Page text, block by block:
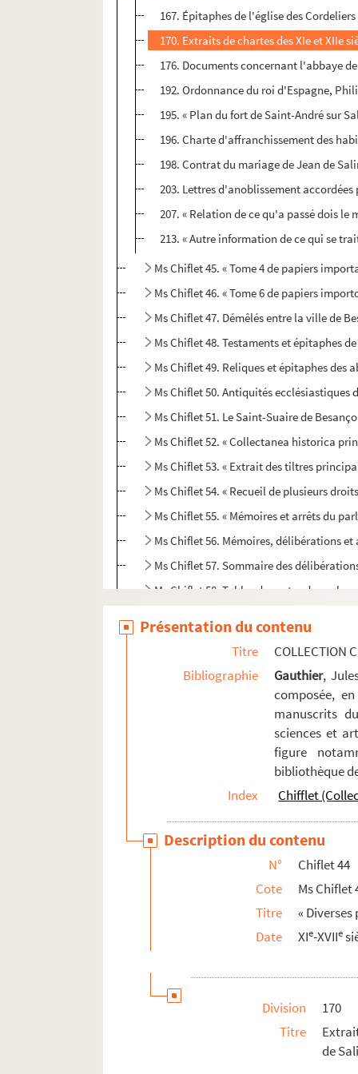
167. Épitaphes de l'église des
170. Extraits de chartes des XIe et XIIe
176. Documents concernant l'abbaye
192. Ordonnance du roi d'Espagne,
195. « Plan du fort de Saint-André sur
196. Charte d'affranchissement des
198. Contrat du mariage de Jean de
203. Lettres d'anoblissement
207. « Relation de ce qu'a passé dois
213. « Autre information de ce qui se
Ms Chiflet 45. « Tome 4 de papiers
Ms Chiflet 46. « Tome 6 de papiers
Ms Chiflet 47. Démêlés entre la ville de
Ms Chiflet 48. Testaments et épitaphes
Ms Chiflet 49. Reliques et épitaphes des
Ms Chiflet 50. Antiquités ecclésiastiques
Ms Chiflet 51. Le Saint-Suaire de
Ms Chiflet 52. « Collectanea historica
Ms Chiflet 53. « Extrait des tiltres
Ms Chiflet 54. « Recueil de plusieurs
Ms Chiflet 55. « Mémoires et arrêts du
Ms Chiflet 56. Mémoires, délibérations
Ms Chiflet 57. Sommaire des
Ms Chiflet 58. Tables des actes du
Ms Chiflet 62. « Volume contenant
Ms Chiflet 63. « Police militaire, ou
Ms Chiflet 64. Epitaphes recueillies
Ms Chiflet 65. « Pièces historiques
Ms Chiflet 66. « Pièces historiques
Ms Chiflet 68. « Pièces historiques
Ms Chiflet 69. Supplément aux recueils
Présentation du contenu
Titre
COLLECTION
Bibliographie
Gauthier,
composée,
manuscrits
sciences et
figure
bibliothèque
Index
Chifflet
Description du contenu
N°
Chiflet 44
Cote
Ms Chiflet
Titre
«
Date
XIe-XVIIe
Division
170
Titre
de